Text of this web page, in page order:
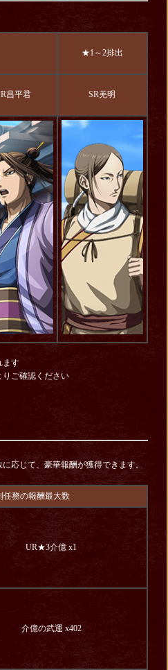
★1～2排出
昌平君 SR羌明
ます
ご確認ください
応じて、豪華報酬が獲得できます。
任務の報酬最大数
UR★3介億 x1
介億の武運 x402